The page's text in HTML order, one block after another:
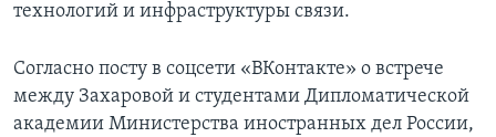
технологий и инфраструктуры связи.
Согласно посту в соцсети «ВКонтакте» о встрече
между Захаровой и студентами Дипломатической
академии Министерства иностранных дел России,